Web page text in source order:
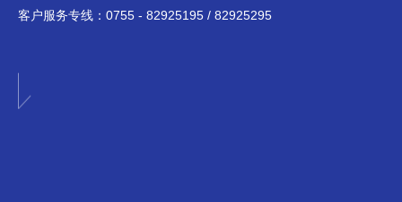
客户服务专线： 0755 - 82925195 / 82925295